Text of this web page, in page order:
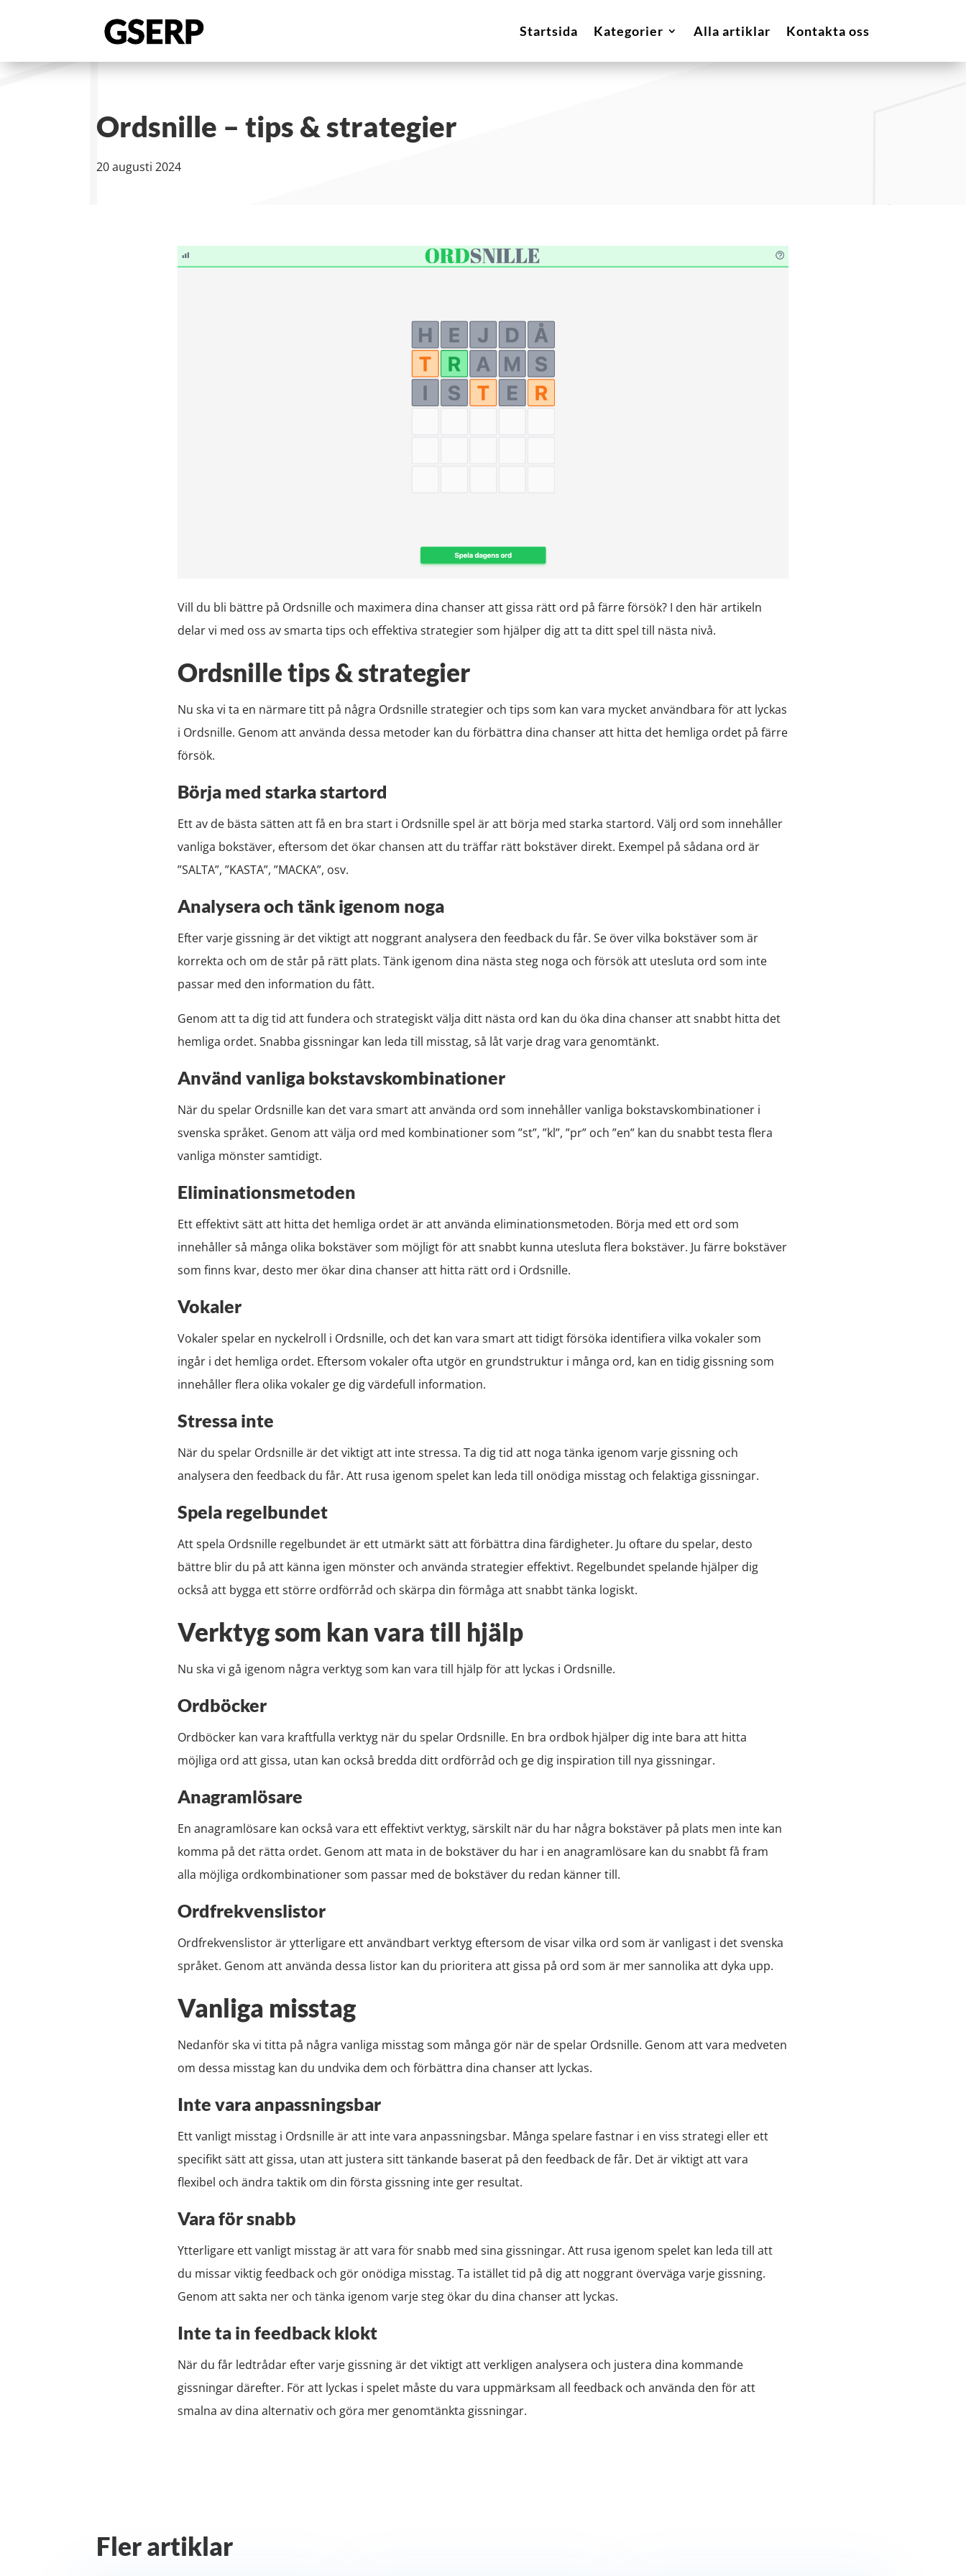
Startsida Kategorier Alla artiklar Kontakta oss
Ordsnille – tips & strategier
20 augusti 2024
Vill du bli bättre på Ordsnille och maximera dina chanser att gissa rätt ord på färre försök? I den här artikeln
delar vi med oss av smarta tips och effektiva strategier som hjälper dig att ta ditt spel till nästa nivå.
Ordsnille tips & strategier
Nu ska vi ta en närmare titt på några Ordsnille strategier och tips som kan vara mycket användbara för att lyckas
i Ordsnille. Genom att använda dessa metoder kan du förbättra dina chanser att hitta det hemliga ordet på färre
försök.
Börja med starka startord
Ett av de bästa sätten att få en bra start i Ordsnille spel är att börja med starka startord. Välj ord som innehåller
vanliga bokstäver, eftersom det ökar chansen att du träffar rätt bokstäver direkt. Exempel på sådana ord är
”SALTA”, ”KASTA”, ”MACKA”, osv.
Analysera och tänk igenom noga
Efter varje gissning är det viktigt att noggrant analysera den feedback du får. Se över vilka bokstäver som är
korrekta och om de står på rätt plats. Tänk igenom dina nästa steg noga och försök att utesluta ord som inte
passar med den information du fått.
Genom att ta dig tid att fundera och strategiskt välja ditt nästa ord kan du öka dina chanser att snabbt hitta det
hemliga ordet. Snabba gissningar kan leda till misstag, så låt varje drag vara genomtänkt.
Använd vanliga bokstavskombinationer
När du spelar Ordsnille kan det vara smart att använda ord som innehåller vanliga bokstavskombinationer i
svenska språket. Genom att välja ord med kombinationer som ”st”, ”kl”, ”pr” och ”en” kan du snabbt testa flera
vanliga mönster samtidigt.
Eliminationsmetoden
Ett effektivt sätt att hitta det hemliga ordet är att använda eliminationsmetoden. Börja med ett ord som
innehåller så många olika bokstäver som möjligt för att snabbt kunna utesluta flera bokstäver. Ju färre bokstäver
som finns kvar, desto mer ökar dina chanser att hitta rätt ord i Ordsnille.
Vokaler
Vokaler spelar en nyckelroll i Ordsnille, och det kan vara smart att tidigt försöka identifiera vilka vokaler som
ingår i det hemliga ordet. Eftersom vokaler ofta utgör en grundstruktur i många ord, kan en tidig gissning som
innehåller flera olika vokaler ge dig värdefull information.
Stressa inte
När du spelar Ordsnille är det viktigt att inte stressa. Ta dig tid att noga tänka igenom varje gissning och
analysera den feedback du får. Att rusa igenom spelet kan leda till onödiga misstag och felaktiga gissningar.
Spela regelbundet
Att spela Ordsnille regelbundet är ett utmärkt sätt att förbättra dina färdigheter. Ju oftare du spelar, desto
bättre blir du på att känna igen mönster och använda strategier effektivt. Regelbundet spelande hjälper dig
också att bygga ett större ordförråd och skärpa din förmåga att snabbt tänka logiskt.
Verktyg som kan vara till hjälp
Nu ska vi gå igenom några verktyg som kan vara till hjälp för att lyckas i Ordsnille.
Ordböcker
Ordböcker kan vara kraftfulla verktyg när du spelar Ordsnille. En bra ordbok hjälper dig inte bara att hitta
möjliga ord att gissa, utan kan också bredda ditt ordförråd och ge dig inspiration till nya gissningar.
Anagramlösare
En anagramlösare kan också vara ett effektivt verktyg, särskilt när du har några bokstäver på plats men inte kan
komma på det rätta ordet. Genom att mata in de bokstäver du har i en anagramlösare kan du snabbt få fram
alla möjliga ordkombinationer som passar med de bokstäver du redan känner till.
Ordfrekvenslistor
Ordfrekvenslistor är ytterligare ett användbart verktyg eftersom de visar vilka ord som är vanligast i det svenska
språket. Genom att använda dessa listor kan du prioritera att gissa på ord som är mer sannolika att dyka upp.
Vanliga misstag
Nedanför ska vi titta på några vanliga misstag som många gör när de spelar Ordsnille. Genom att vara medveten
om dessa misstag kan du undvika dem och förbättra dina chanser att lyckas.
Inte vara anpassningsbar
Ett vanligt misstag i Ordsnille är att inte vara anpassningsbar. Många spelare fastnar i en viss strategi eller ett
specifikt sätt att gissa, utan att justera sitt tänkande baserat på den feedback de får. Det är viktigt att vara
flexibel och ändra taktik om din första gissning inte ger resultat.
Vara för snabb
Ytterligare ett vanligt misstag är att vara för snabb med sina gissningar. Att rusa igenom spelet kan leda till att
du missar viktig feedback och gör onödiga misstag. Ta istället tid på dig att noggrant överväga varje gissning.
Genom att sakta ner och tänka igenom varje steg ökar du dina chanser att lyckas.
Inte ta in feedback klokt
När du får ledtrådar efter varje gissning är det viktigt att verkligen analysera och justera dina kommande
gissningar därefter. För att lyckas i spelet måste du vara uppmärksam all feedback och använda den för att
smalna av dina alternativ och göra mer genomtänkta gissningar.
Fler artiklar